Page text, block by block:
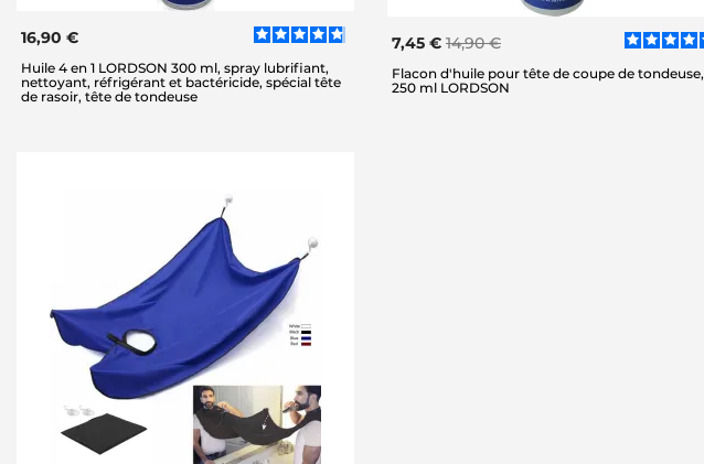
16,90 €
Huile 4 en 1 LORDSON 300 ml, spray lubrifiant,
nettoyant, réfrigérant et bactéricide, spécial tête
de rasoir, tête de tondeuse
7,45 € 14,90 €
Flacon d'huile pour tête de coupe de tondeuse,
250 ml LORDSON